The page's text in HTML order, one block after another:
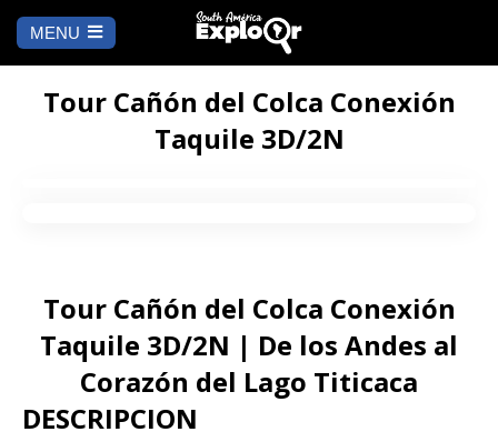
MENU
INICIO
A DÓNDE IR
Puno
Iquitos
BLOG
CONTÁCTANOS
a
Tour Cañón del Colca Conexión
Taquile 3D/2N
Tour Cañón del Colca Conexión
Taquile 3D/2N | De los Andes al
Corazón del Lago Titicaca
DESCRIPCION